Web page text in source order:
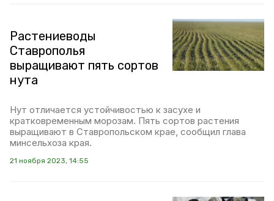
Растениеводы
Ставрополья
выращивают пять сортов
нута
Нут отличается устойчивостью к засухе и
кратковременным морозам. Пять сортов растения
выращивают в Ставропольском крае, сообщил глава
минсельхоза края.
21 ноября 2023, 14:55